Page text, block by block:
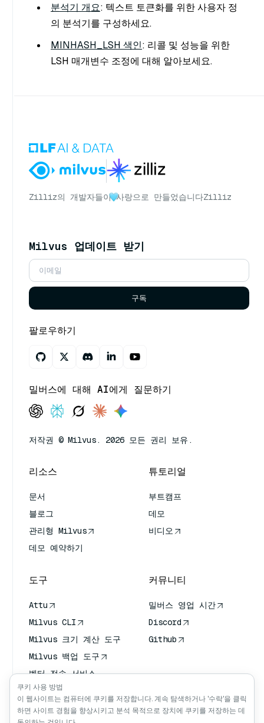
분석기 개요: 텍스트 토큰화를 위한 사용자 정
의 분석기를 구성하세요.
MINHASH_LSH 색인: 리콜 및 성능을 위한
LSH 매개변수 조정에 대해 알아보세요.
Zilliz의 개발자들이 사랑으로 만들었습니다Zilliz
Milvus 업데이트 받기
구독
팔로우하기
밀버스에 대해 AI에게 질문하기
저작권 © Milvus. 2026 모든 권리 보유.
리소스
문서
블로그
관리형 Milvus
데모 예약하기
튜토리얼
부트캠프
데모
비디오
도구
Attu
Milvus CLI
Milvus 크기 계산 도구
Milvus 백업 도구
벡터 전송 서비스
(VTS)
딥 서처
클로드 컨텍스트
커뮤니티
밀버스 영업 시간
Discord
Github
쿠키 사용 방법
이 웹사이트는 컴퓨터에 쿠키를 저장합니다. 계속 탐색하거나 '수락'을 클릭
하면 사이트 경험을 향상시키고 분석 목적으로 장치에 쿠키를 저장하는 데